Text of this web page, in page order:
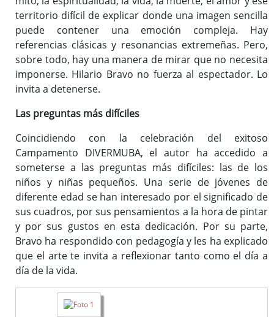
territorio difícil de explicar donde una imagen sencilla
puede contener una emoción compleja. Hay
referencias clásicas y resonancias extremeñas. Pero,
sobre todo, hay una manera de mirar que no necesita
imponerse. Hilario Bravo no fuerza al espectador. Lo
invita a detenerse.
Las preguntas más difíciles
Coincidiendo con la celebración del exitoso
Campamento DIVERMUBA, el autor ha accedido a
someterse a las preguntas más difíciles: las de los
niños y niñas pequeños. Una serie de jóvenes de
diferente edad se han interesado por el significado de
sus cuadros, por sus pensamientos a la hora de pintar
y por sus gustos en esta dedicación. Por su parte,
Bravo ha respondido con pedagogía y les ha explicado
que el arte te invita a reflexionar tanto como el día a
día de la vida.